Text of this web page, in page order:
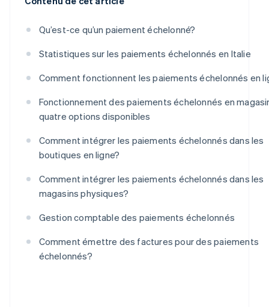
Qu’est-ce qu’un paiement échelonné?
Statistiques sur les paiements échelonnés en Italie
Comment fonctionnent les paiements échelonnés en
Fonctionnement des paiements échelonnés en
quatre options disponibles
Comment intégrer les paiements échelonnés dans les
boutiques en ligne?
Comment intégrer les paiements échelonnés dans les
magasins physiques?
Gestion comptable des paiements échelonnés
Comment émettre des factures pour des paiements
échelonnés?